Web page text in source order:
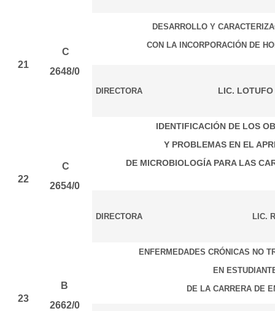
21
C
2648/0
DESARROLLO Y
CON LA INCORPORACIÓN DE
DIRECTORA LIC.
22
C
2654/0
IDENTIFICACIÓN DE LOS
Y PROBLEMAS EN EL
DE MICROBIOLOGÍA PARA LAS
DIRECTORA LIC.
23
B
2662/0
ENFERMEDADES CRÓNICAS NO
EN
DE LA CARRERA DE